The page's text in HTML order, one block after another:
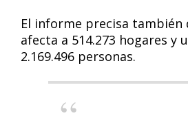
El informe precisa también
afecta a 514.273 hogares y
2.169.496 personas.